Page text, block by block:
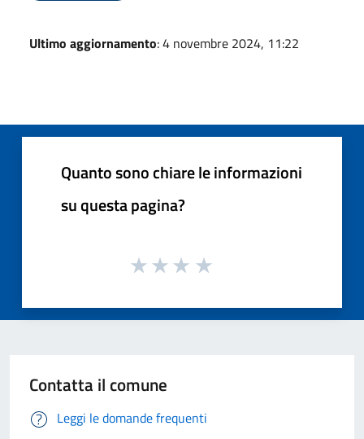
Ultimo aggiornamento: 4 novembre 2024, 11:22
Quanto sono chiare le informazioni
su questa pagina?
Contatta il comune
Leggi le domande frequenti